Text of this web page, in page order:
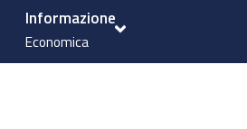
Informazione
Economica